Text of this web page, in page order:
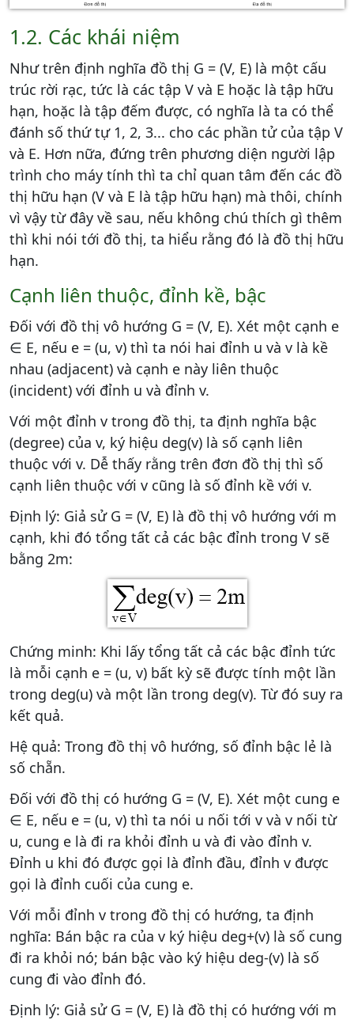
1.2. Các khái niệm
Như trên định nghĩa đồ thị G = (V, E) là một cấu
trúc rời rạc, tức là các tập V và E hoặc là tập hữu
hạn, hoặc là tập đếm được, có nghĩa là ta có thể
đánh số thứ tự 1, 2, 3... cho các phần tử của tập V
và E. Hơn nữa, đứng trên phương diện người lập
trình cho máy tính thì ta chỉ quan tâm đến các đồ
thị hữu hạn (V và E là tập hữu hạn) mà thôi, chính
vì vậy từ đây về sau, nếu không chú thích gì thêm
thì khi nói tới đồ thị, ta hiểu rằng đó là đồ thị hữu
hạn.
Cạnh liên thuộc, đỉnh kề, bậc
Đối với đồ thị vô hướng G = (V, E). Xét một cạnh e
∈ E, nếu e = (u, v) thì ta nói hai đỉnh u và v là kề
nhau (adjacent) và cạnh e này liên thuộc
(incident) với đỉnh u và đỉnh v.
Với một đỉnh v trong đồ thị, ta định nghĩa bậc
(degree) của v, ký hiệu deg(v) là số cạnh liên
thuộc với v. Dễ thấy rằng trên đơn đồ thị thì số
cạnh liên thuộc với v cũng là số đỉnh kề với v.
Định lý: Giả sử G = (V, E) là đồ thị vô hướng với m
cạnh, khi đó tổng tất cả các bậc đỉnh trong V sẽ
bằng 2m:
Chứng minh: Khi lấy tổng tất cả các bậc đỉnh tức
là mỗi cạnh e = (u, v) bất kỳ sẽ được tính một lần
trong deg(u) và một lần trong deg(v). Từ đó suy ra
kết quả.
Hệ quả: Trong đồ thị vô hướng, số đỉnh bậc lẻ là
số chẵn.
Đối với đồ thị có hướng G = (V, E). Xét một cung e
∈ E, nếu e = (u, v) thì ta nói u nối tới v và v nối từ
u, cung e là đi ra khỏi đỉnh u và đi vào đỉnh v.
Đỉnh u khi đó được gọi là đỉnh đầu, đỉnh v được
gọi là đỉnh cuối của cung e.
Với mỗi đỉnh v trong đồ thị có hướng, ta định
nghĩa: Bán bậc ra của v ký hiệu deg+(v) là số cung
đi ra khỏi nó; bán bậc vào ký hiệu deg-(v) là số
cung đi vào đỉnh đó.
Định lý: Giả sử G = (V, E) là đồ thị có hướng với m